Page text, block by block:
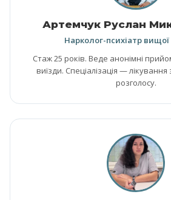
Артемчук Руслан
Нарколог-психіатр вищої
Стаж 25 років. Веде анонімні
виїзди. Спеціалізація —
розголосу.